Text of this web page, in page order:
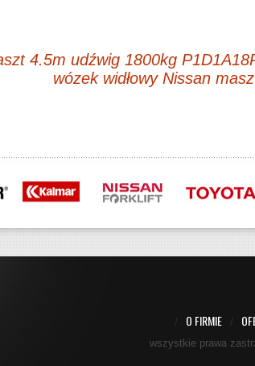
4.5m udźwig 1800kg
wózek widłowy Nissan
/ O FIRMIE /
wszystkie prawa